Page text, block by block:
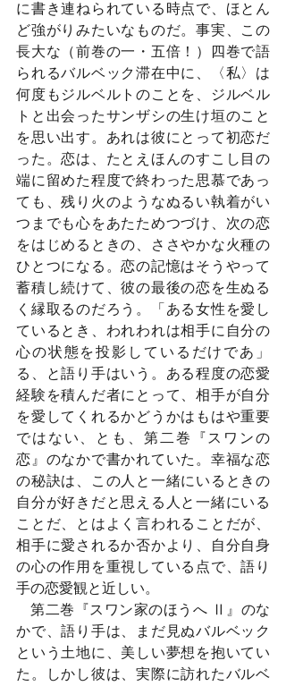
に書き連ねられている時点で、ほとん
ど強がりみたいなものだ。事実、この
長大な（前巻の一・五倍！）四巻で語
られるバルベック滞在中に、〈私〉は
何度もジルベルトのことを、ジルベル
トと出会ったサンザシの生け垣のこと
を思い出す。あれは彼にとって初恋だ
った。恋は、たとえほんのすこし目の
端に留めた程度で終わった思慕であっ
ても、残り火のようなぬるい執着がい
つまでも心をあたためつづけ、次の恋
をはじめるときの、ささやかな火種の
ひとつになる。恋の記憶はそうやって
蓄積し続けて、彼の最後の恋を生ぬる
く縁取るのだろう。「ある女性を愛し
ているとき、われわれは相手に自分の
心の状態を投影しているだけであ」
る、と語り手はいう。ある程度の恋愛
経験を積んだ者にとって、相手が自分
を愛してくれるかどうかはもはや重要
ではない、とも、第二巻『スワンの
恋』のなかで書かれていた。幸福な恋
の秘訣は、この人と一緒にいるときの
自分が好きだと思える人と一緒にいる
ことだ、とはよく言われることだが、
相手に愛されるか否かより、自分自身
の心の作用を重視している点で、語り
手の恋愛観と近しい。
第二巻『スワン家のほうへ Ⅱ』のな
かで、語り手は、まだ見ぬバルベック
という土地に、美しい夢想を抱いてい
た。しかし彼は、実際に訪れたバルベ